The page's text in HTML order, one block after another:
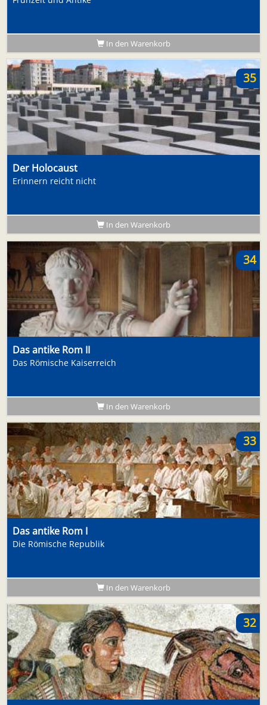
In den Warenkorb
35
Der Holocaust
Erinnern reicht nicht
In den Warenkorb
34
Das antike Rom II
Das Römische Kaiserreich
In den Warenkorb
33
Das antike Rom I
Die Römische Republik
In den Warenkorb
32